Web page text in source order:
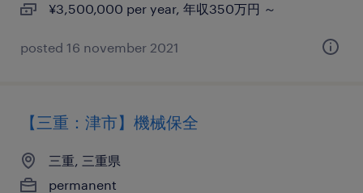
¥3,500,000 per year, 年収350万円 ～
posted 16 november 2021
【三重：津市】機械保全
三重, 三重県
permanent